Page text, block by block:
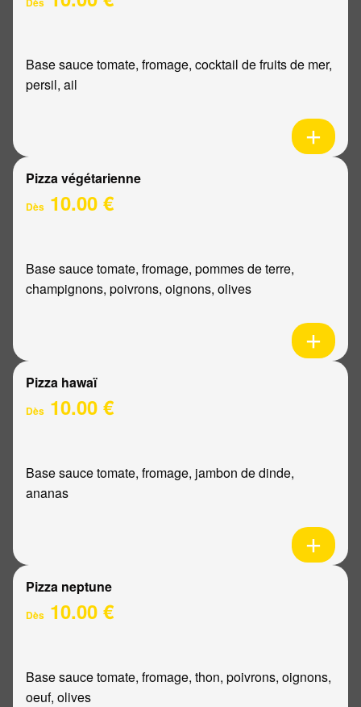
Base sauce tomate, fromage, cocktail de fruits de mer,
persil, ail
Pizza végétarienne
Dès 10.00 €
Base sauce tomate, fromage, pommes de terre,
champignons, poivrons, oignons, olives
Pizza hawaï
Dès 10.00 €
Base sauce tomate, fromage, jambon de dinde,
ananas
Pizza neptune
Dès 10.00 €
Base sauce tomate, fromage, thon, poivrons, oignons,
oeuf, olives